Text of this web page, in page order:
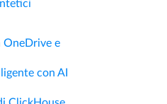
OneDrive e
con AI